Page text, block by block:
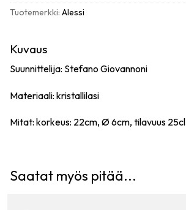
Tuotemerkki: Alessi
Kuvaus
Suunnittelija: Stefano Giovannoni
Materiaali: kristallilasi
Mitat: korkeus: 22cm, Ø6cm, tilavuus 25cl
Saatat myös pitää...